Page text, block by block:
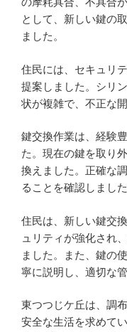
として、新しい鍵の
ました。
住民には、セキュリ
提案しました。シリ
状が複雑で、不正な
鍵交換作業は、経験
た。現在の鍵を取り
換えました。正確な
ることを確認しました
住民は、新しい鍵交
ュリティが強化され
ました。また、鍵の
寧に説明し、適切な
東つつじケ丘は、調
安全な生活を求めて